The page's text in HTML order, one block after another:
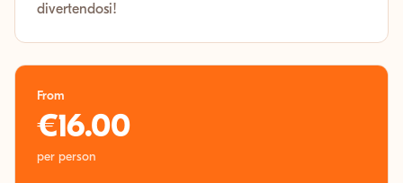
divertendosi!
From
€16.00
per person